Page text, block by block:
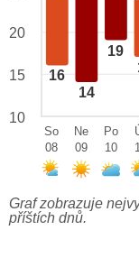
16
14
19
20
15
10
So
08
Ne
09
Po
10
Graf zobrazuje
příštích dnů.